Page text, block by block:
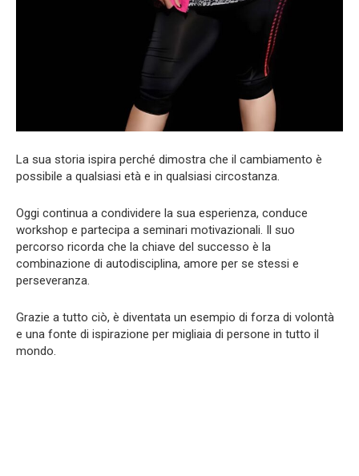
La sua storia ispira perché dimostra che il cambiamento è
possibile a qualsiasi età e in qualsiasi circostanza.
Oggi continua a condividere la sua esperienza, conduce
workshop e partecipa a seminari motivazionali. Il suo
percorso ricorda che la chiave del successo è la
combinazione di autodisciplina, amore per se stessi e
perseveranza.
Grazie a tutto ciò, è diventata un esempio di forza di volontà
e una fonte di ispirazione per migliaia di persone in tutto il
mondo.